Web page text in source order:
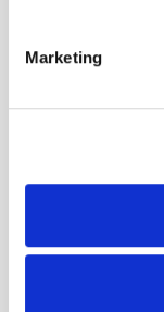
Marketing